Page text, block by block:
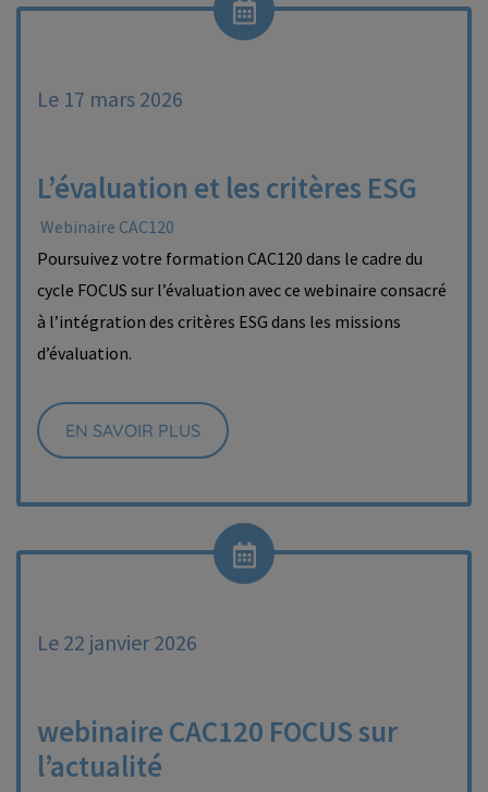
Le 17 mars 2026
L’évaluation et les critères ESG
Webinaire CAC120
Poursuivez votre formation CAC120 dans le cadre du
cycle FOCUS sur l’évaluation avec ce webinaire consacré
à l’intégration des critères ESG dans les missions
d’évaluation.
EN SAVOIR PLUS
Le 22 janvier 2026
webinaire CAC120 FOCUS sur
l’actualité